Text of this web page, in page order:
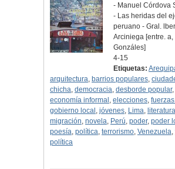
- Manuel Córdova
- Las heridas del
peruano - Gral.
Arciniega [entre. a,
Gonzáles]
4-15
Etiquetas:
arquitectura, barrios populares,
chicha, democracia, desborde popular,
economía informal , elecciones,
gobierno local , jóvenes, Lima, literatura
migración, novela, Perú, poder, poder
poesía, política, terrorismo, Venezuela,
política